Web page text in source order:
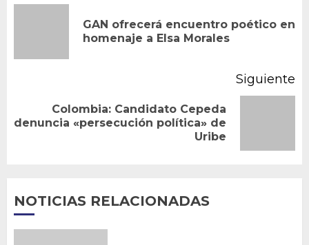
entradas
GAN ofrecerá encuentro poético en
homenaje a Elsa Morales
Siguiente
Siguiente
Colombia: Candidato Cepeda
denuncia «persecución política» de
Uribe
NOTICIAS RELACIONADAS